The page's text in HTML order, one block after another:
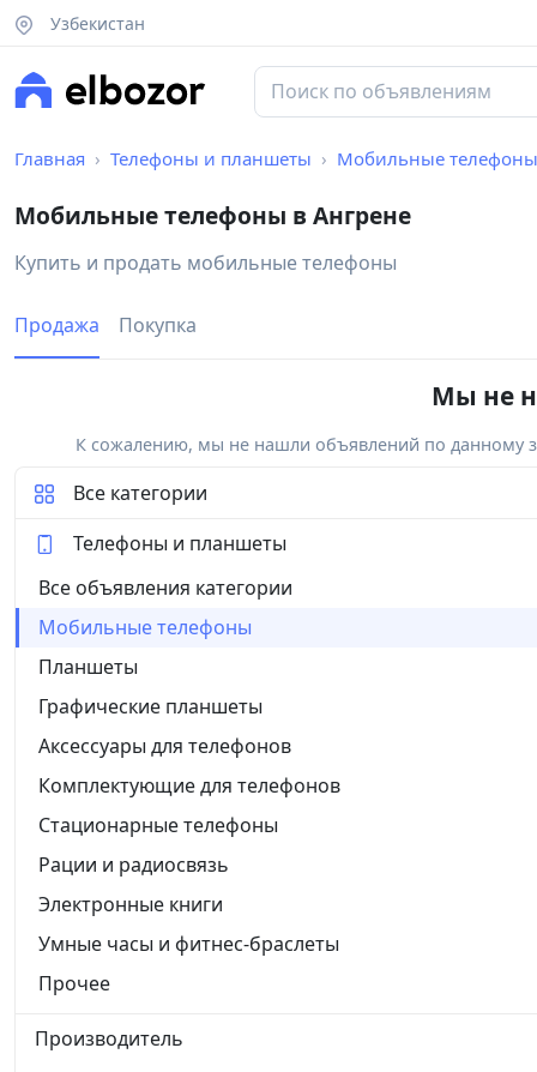
Узбекистан
Главная Телефоны и планшеты Мобильные телефоны
Мобильные телефоны в Ангрене
Купить и продать мобильные телефоны
Продажа Покупка
Мы не
К сожалению, мы не нашли объявлений по данному
Все категории
Телефоны и планшеты
Все объявления категории
Мобильные телефоны
Планшеты
Графические планшеты
Аксессуары для телефонов
Комплектующие для телефонов
Стационарные телефоны
Рации и радиосвязь
Электронные книги
Умные часы и фитнес-браслеты
Прочее
Производитель